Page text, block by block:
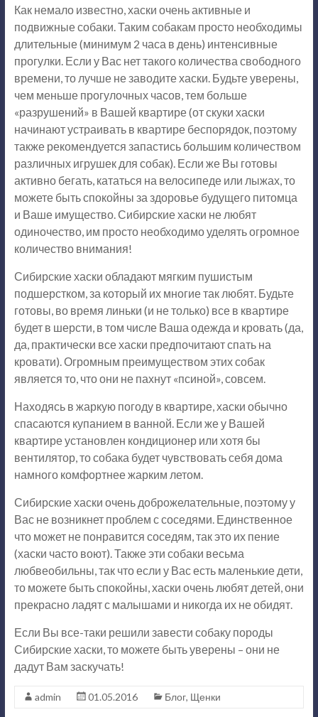
Как немало известно, хаски очень активные и
подвижные собаки. Таким собакам просто необходимы
длительные (минимум 2 часа в день) интенсивные
прогулки. Если у Вас нет такого количества свободного
времени, то лучше не заводите хаски. Будьте уверены,
чем меньше прогулочных часов, тем больше
«разрушений» в Вашей квартире (от скуки хаски
начинают устраивать в квартире беспорядок, поэтому
также рекомендуется запастись большим количеством
различных игрушек для собак). Если же Вы готовы
активно бегать, кататься на велосипеде или лыжах, то
можете быть спокойны за здоровье будущего питомца
и Ваше имущество. Сибирские хаски не любят
одиночество, им просто необходимо уделять огромное
количество внимания!
Сибирские хаски обладают мягким пушистым
подшерстком, за который их многие так любят. Будьте
готовы, во время линьки (и не только) все в квартире
будет в шерсти, в том числе Ваша одежда и кровать (да,
да, практически все хаски предпочитают спать на
кровати). Огромным преимуществом этих собак
является то, что они не пахнут «псиной», совсем.
Находясь в жаркую погоду в квартире, хаски обычно
спасаются купанием в ванной. Если же у Вашей
квартире установлен кондиционер или хотя бы
вентилятор, то собака будет чувствовать себя дома
намного комфортнее жарким летом.
Сибирские хаски очень доброжелательные, поэтому у
Вас не возникнет проблем с соседями. Единственное
что может не понравится соседям, так это их пение
(хаски часто воют). Также эти собаки весьма
любвеобильны, так что если у Вас есть маленькие дети,
то можете быть спокойны, хаски очень любят детей, они
прекрасно ладят с малышами и никогда их не обидят.
Если Вы все-таки решили завести собаку породы
Сибирские хаски, то можете быть уверены – они не
дадут Вам заскучать!
admin 01.05.2016 Блог, Щенки